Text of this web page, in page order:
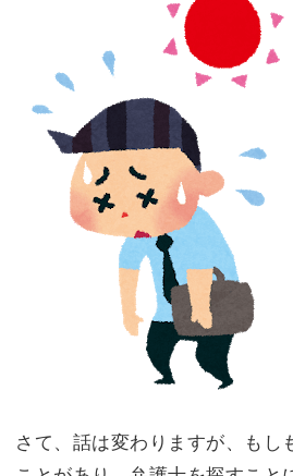
さて、話は変わりますが、もし